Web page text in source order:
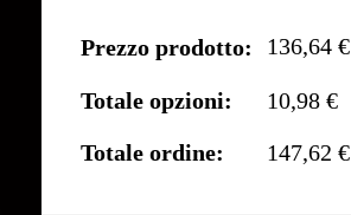
Prezzo prodotto: 136,64 €
Totale opzioni:
10,98 €
Totale ordine:
147,62 €